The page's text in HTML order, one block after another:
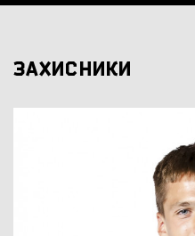
ЗАХИСНИКИ